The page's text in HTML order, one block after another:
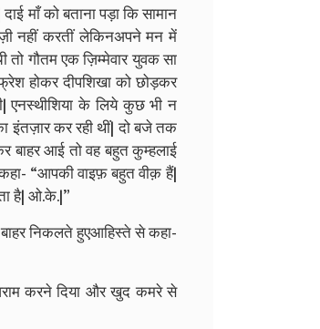
माँ को बताना पड़ा कि सामान
नहीं करतीं लेकिनअपने मन में
गौतम एक ज़िम्मेवार युवक सा
होकर दीपशिखा को छोड़कर
एनस्थीशिया के लिये कुछ भी न
इंतज़ार कर रही थीं| दो बजे तक
आई तो वह बहुत कुम्हलाई
“आपकी वाइफ़ बहुत वीक़ हैं|
है| ओ.के.|”
निकलते हुएआहिस्ते से कहा-
करने दिया और खुद कमरे से